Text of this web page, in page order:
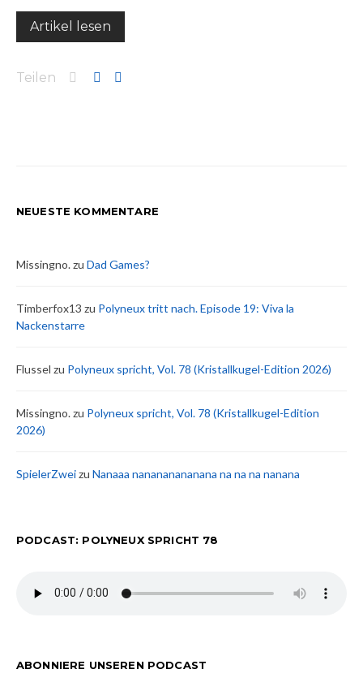
Artikel lesen
Teilen
NEUESTE KOMMENTARE
Missingno.zu Dad Games?
Timberfox13 zu Polyneux tritt nach. Episode 19: Viva la
Nackenstarre
Flussel zu Polyneux spricht, Vol. 78 (Kristallkugel-Edition 2026)
Missingno.zu Polyneux spricht, Vol. 78 (Kristallkugel-Edition
2026)
SpielerZweizu Nanaaa nanananananana na na na nanana
PODCAST: POLYNEUX SPRICHT 78
ABONNIERE UNSEREN PODCAST